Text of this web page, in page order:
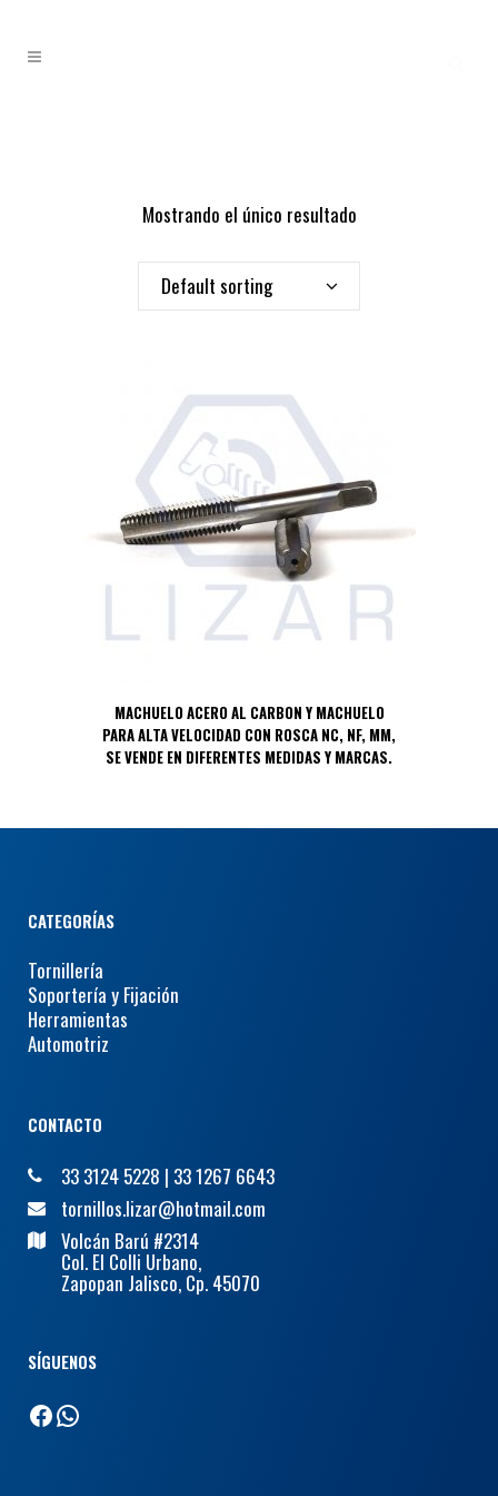
Mostrando el único resultado
Default sorting
MACHUELO ACERO AL CARBON Y MACHUELO
PARA ALTA VELOCIDAD CON ROSCA NC, NF, MM,
SE VENDE EN DIFERENTES MEDIDAS Y MARCAS.
CATEGORÍAS
Tornillería
Soportería y Fijación
Herramientas
Automotriz
CONTACTO
33 3124 5228 | 33 1267 6643
tornillos.lizar@hotmail.com
Volcán Barú #2314
Col. El Colli Urbano,
Zapopan Jalisco, Cp. 45070
SÍGUENOS
Facebook
WhatsApp